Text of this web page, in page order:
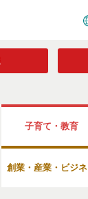
子育て・教育
創業・産業・ビジ